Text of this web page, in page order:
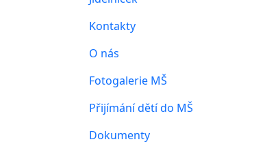
Kontakty
O nás
Fotogalerie MŠ
Přijímání dětí do MŠ
Dokumenty